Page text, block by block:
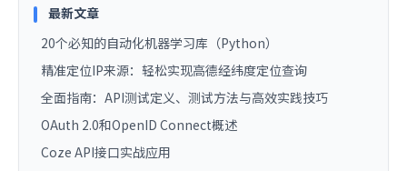
最新文章
20个必知的自动化机器学习库（Python）
精准定位IP来源：轻松实现高德经纬度定位查询
全面指南：API测试定义、测试方法与高效实践技巧
OAuth 2.0和OpenID Connect概述
Coze API接口实战应用